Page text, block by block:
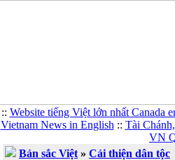
:: Website tiếng Việt lớn nhất Canada
Vietnam News in English :: Tài
VN
Bản sắc Việt » Cải thiện dân tộc